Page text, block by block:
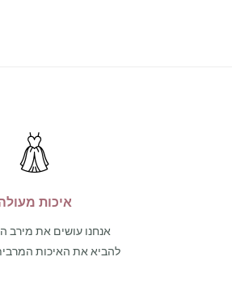
איכות
אנחנו עושים את מירב
להביא את האיכות